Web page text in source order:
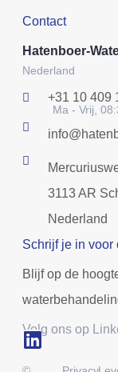
Contact
Hatenboer-
Nederland
+31 10 409
Ma - Vrij,
3113 AR
Nederland
Schrijf je in voor
Blijf op de
Volg ons op